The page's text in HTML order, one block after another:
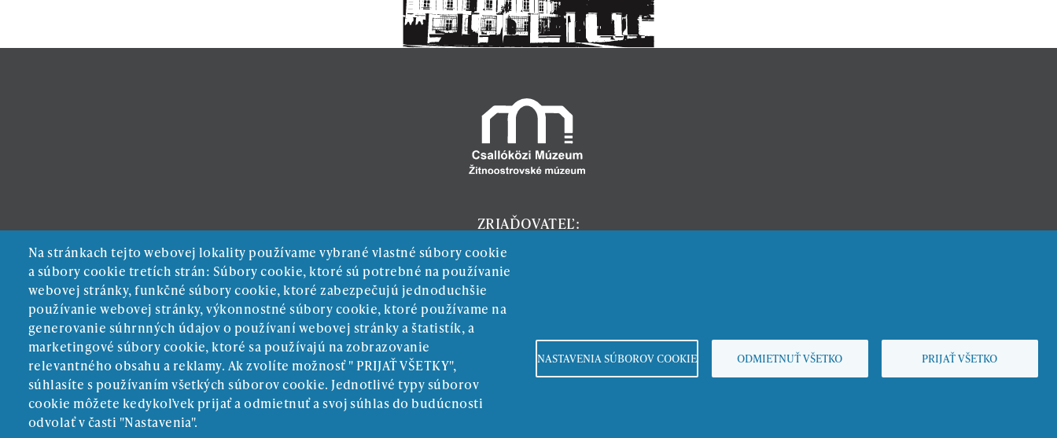
Na stránkach tejto webovej lokality používame vybrané vlastné súbory cookie
a súbory cookie tretích strán: Súbory cookie, ktoré sú potrebné na používanie
webovej stránky, funkčné súbory cookie, ktoré zabezpečujú jednoduchšie
používanie webovej stránky, výkonnostné súbory cookie, ktoré používame na
generovanie súhrnných údajov o používaní webovej stránky a štatistík, a
marketingové súbory cookie, ktoré sa používajú na zobrazovanie
relevantného obsahu a reklamy. Ak zvolíte možnosť " PRIJAŤ VŠETKY",
súhlasíte s používaním všetkých súborov cookie. Jednotlivé typy súborov
cookie môžete kedykoľvek prijať a odmietnuť a svoj súhlas do budúcnosti
odvolať v časti "Nastavenia".
NASTAVENIA SÚBOROV COOKIE ODMIETNUŤ VŠETKO PRIJAŤ VŠETKO
ZRIAĎOVATEĽ:
Povinné zverejňovanie
Ochrana osobných údajov